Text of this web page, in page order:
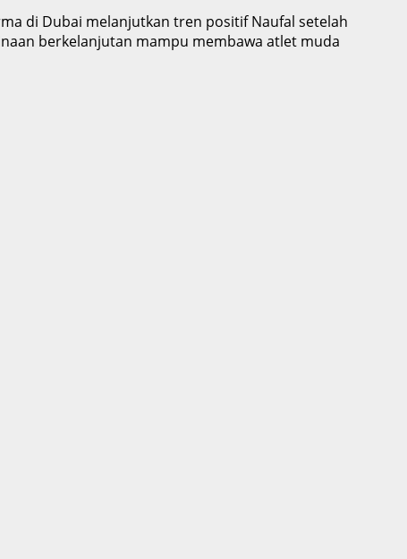
di Dubai melanjutkan tren positif Naufal setelah
berkelanjutan mampu membawa atlet muda